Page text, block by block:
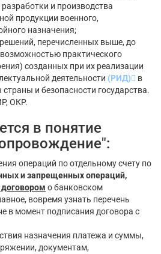
и производства
продукции военного,
назначения;
перечисленных выше, до
практического
созданных при их реализации
деятельности (РИД)
в
и безопасности государства.
ОКР.
в понятие
операций по отдельному счету по
и запрещенных операций,
о банковском
вовремя узнать перечень
в момент подписания договора с
назначения платежа и суммы,
документам,